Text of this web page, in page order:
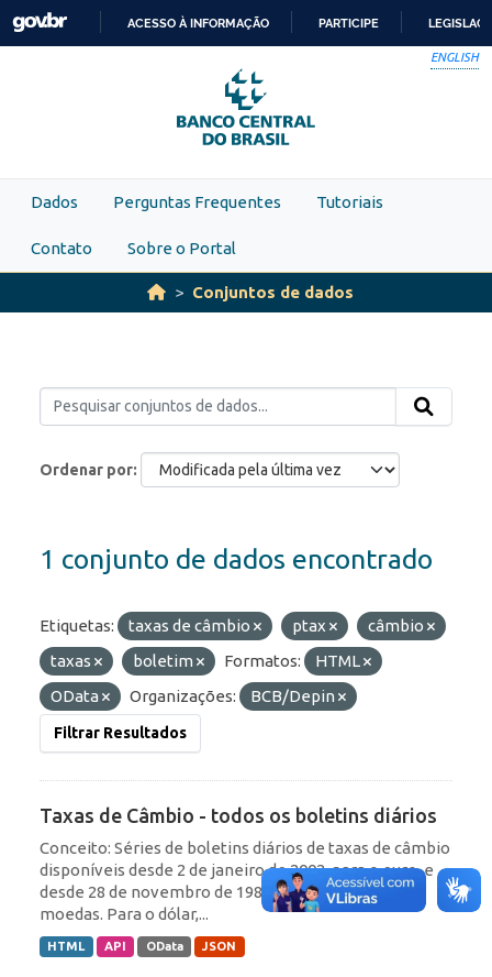
Skip to main content
PARA
O
CONTEÚDO
ACESSO À INFORMAÇÃO PARTICIPE
ENGLISH
Dados Perguntas Frequentes Tutoriais
Contato Sobre o Portal
Conjuntos de dados
Ordenar por
1 conjunto de dados encontrado
Etiquetas: taxas de câmbio ptax
câmbio
taxas
boletim Formatos:
HTML
OData
Organizações: BCB/Depin
Filtrar Resultados
Taxas de Câmbio - todos os boletins diários
Conceito: Séries de boletins diários de taxas de câmbio
disponíveis desde 2 de janeiro de 2002, para o euro, e
desde 28 de novembro de 1984, para as demais
moedas. Para o dólar,...
HTML API OData JSON